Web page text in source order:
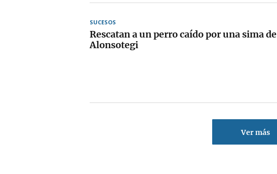
SUCESOS
Rescatan a un perro caído por una sima de
Alonsotegi
Ver más